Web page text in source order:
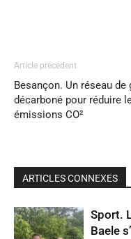
Article précédent
Besançon. Un réseau de
décarboné pour réduire
émissions CO²
ARTICLES CONNEXES
Sport.
Baele